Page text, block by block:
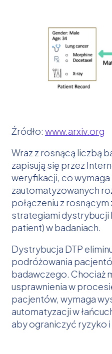
Źródło: www.arxiv.org
Wraz z rosnącą liczbą
zapisują się przez
weryfikacji, co wymaga
zautomatyzowanych
połączeniu z
strategiami
patient) w badaniach.
Dystrybucja DTP
podróżowania
badawczego. Chociaż
usprawnienia w
pacjentów, wymaga
automatyzacji w
aby ograniczyć ryzyko